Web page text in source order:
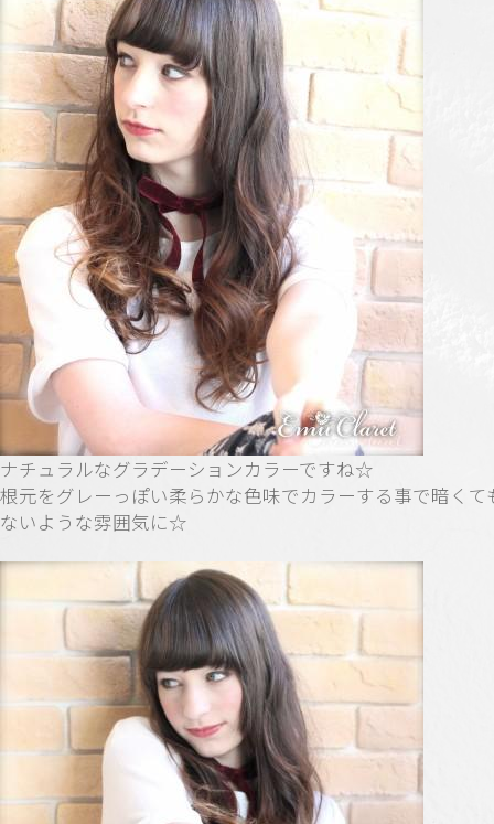
ナチュラルなグラデーションカラーですね☆
根元をグレーっぽい柔らかな色味でカラーする事で暗くて
ないような雰囲気に☆